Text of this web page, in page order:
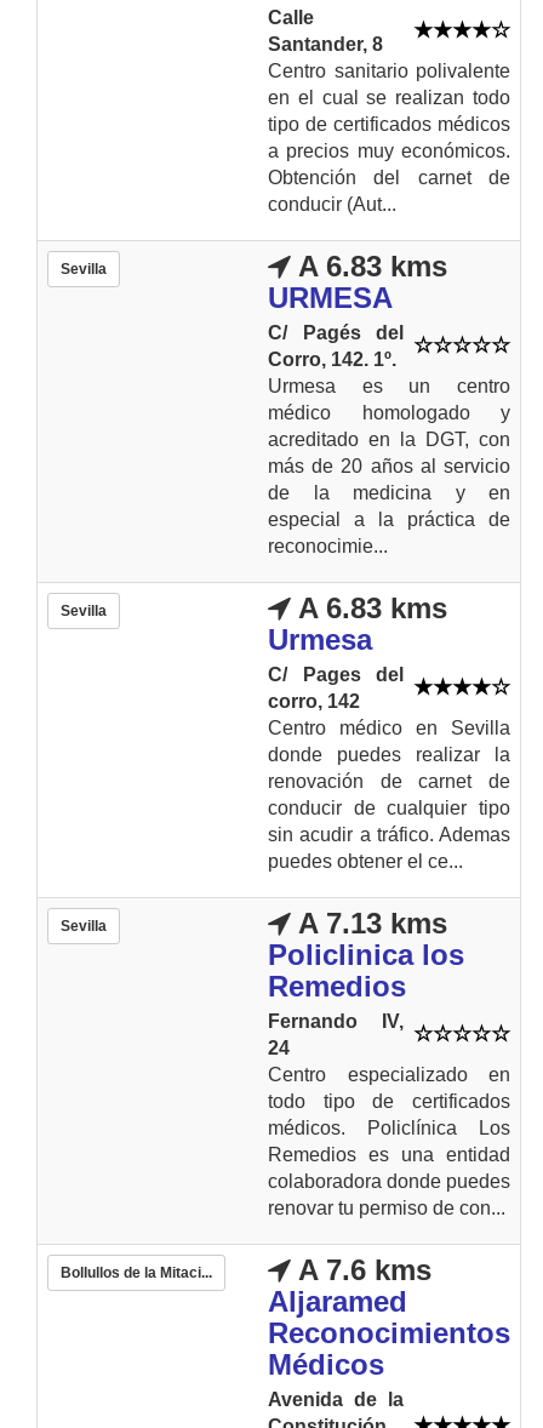
Calle
Santander, 8
Centro sanitario polivalente
en el cual se realizan todo
tipo de certificados médicos
a precios muy económicos.
Obtención del carnet de
conducir (Aut...
Sevilla
A 6.83 kms
URMESA
C/ Pagés del
Corro, 142. 1º.
Urmesa es un centro
médico homologado y
acreditado en la DGT, con
más de 20 años al servicio
de la medicina y en
especial a la práctica de
reconocimie...
Sevilla
A 6.83 kms
Urmesa
C/ Pages del
corro, 142
Centro médico en Sevilla
donde puedes realizar la
renovación de carnet de
conducir de cualquier tipo
sin acudir a tráfico. Ademas
puedes obtener el ce...
Sevilla
A 7.13 kms
Policlinica los
Remedios
Fernando IV,
24
Centro especializado en
todo tipo de certificados
médicos. Policlínica Los
Remedios es una entidad
colaboradora donde puedes
renovar tu permiso de con...
Bollullos de la Mitaci...
A 7.6 kms
Aljaramed
Reconocimientos
Médicos
Avenida de la